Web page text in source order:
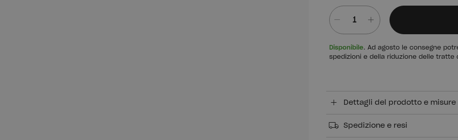
Disponibile. Ad agosto le consegne
spedizioni e della riduzione delle tratte
Dettagli del prodotto e misure
Spedizione e resi